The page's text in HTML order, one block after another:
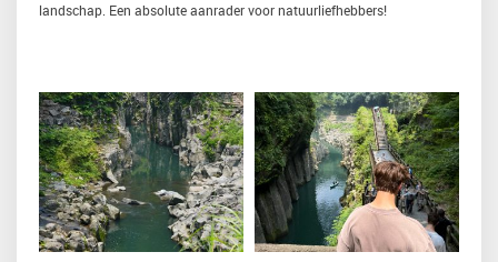
landschap. Een absolute aanrader voor natuurliefhebbers!